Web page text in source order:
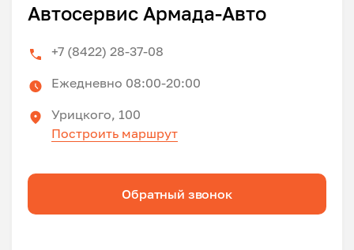
Автосервис Армада-Авто
+7 (8422) 28-37-08
Ежедневно 08:00-20:00
Урицкого, 100
Построить маршрут
Обратный звонок